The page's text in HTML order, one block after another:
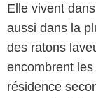
Elle vivent
aussi dans la
des ratons
encombrent
résidence